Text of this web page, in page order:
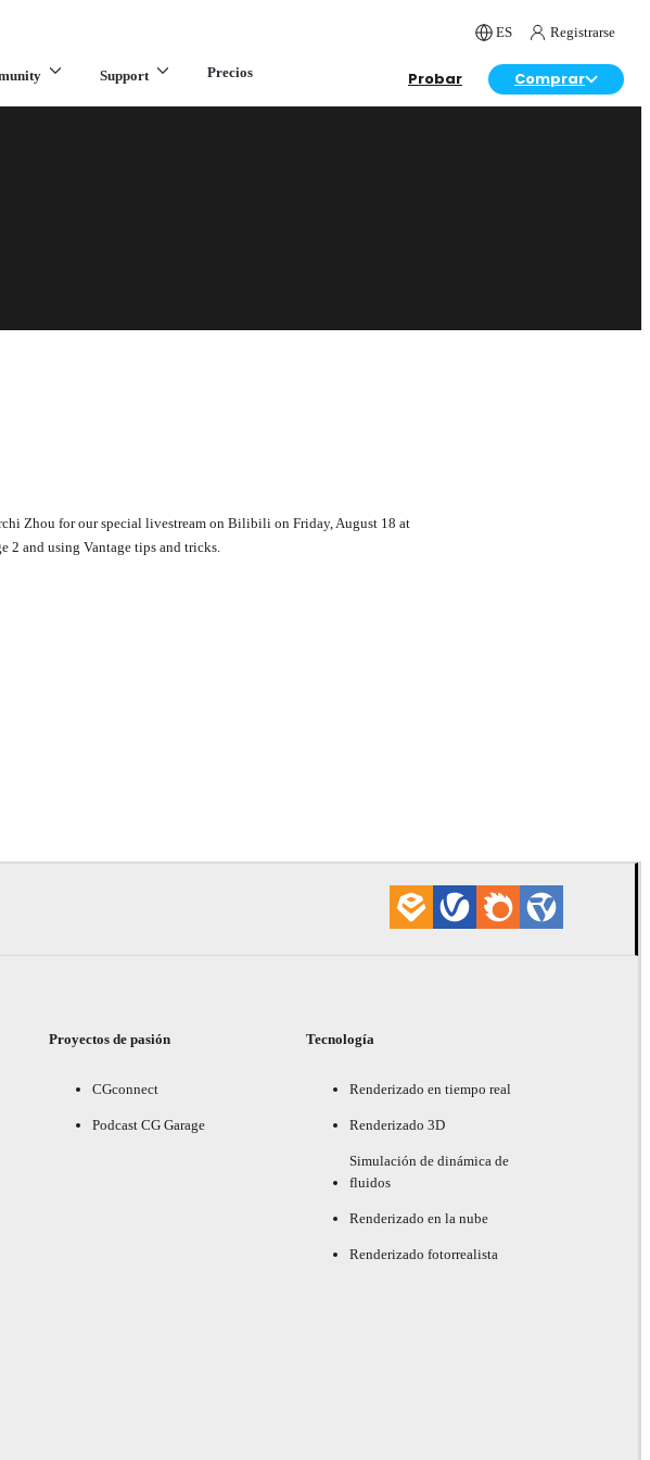
ES Registrarse
Support Precios Probar Comprar
Zhou for our special livestream on Bilibili on Friday, August 18 at
2 and using Vantage tips and tricks.
Proyectos de pasión
CGconnect
Podcast CG Garage
Tecnología
Renderizado en tiempo real
Renderizado 3D
Simulación de dinámica de
fluidos
Renderizado en la nube
Renderizado fotorrealista